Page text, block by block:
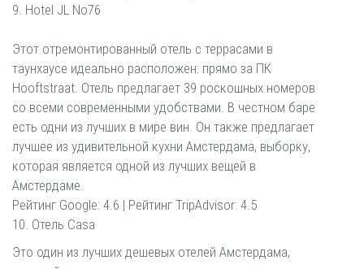
9. Hotel JL No76
Этот отремонтированный отель с террасами в
таунхаусе идеально расположен: прямо за ПК
Hooftstraat. Отель предлагает 39 роскошных номеров
со всеми современными удобствами. В честном баре
есть одни из лучших в мире вин. Он также предлагает
лучшее из удивительной кухни Амстердама, выборку,
которая является одной из лучших вещей в
Амстердаме.
Рейтинг Google: 4.6 | Рейтинг TripAdvisor: 4.5
10. Отель Casa
Это один из лучших дешевых отелей Амстердама,